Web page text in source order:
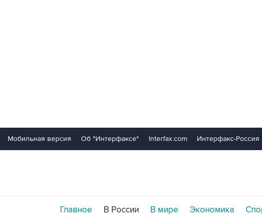
Мобильная версия Об "Интерфаксе" Interfax.com Интерфакс-Россия
Главное В России В мире Экономика